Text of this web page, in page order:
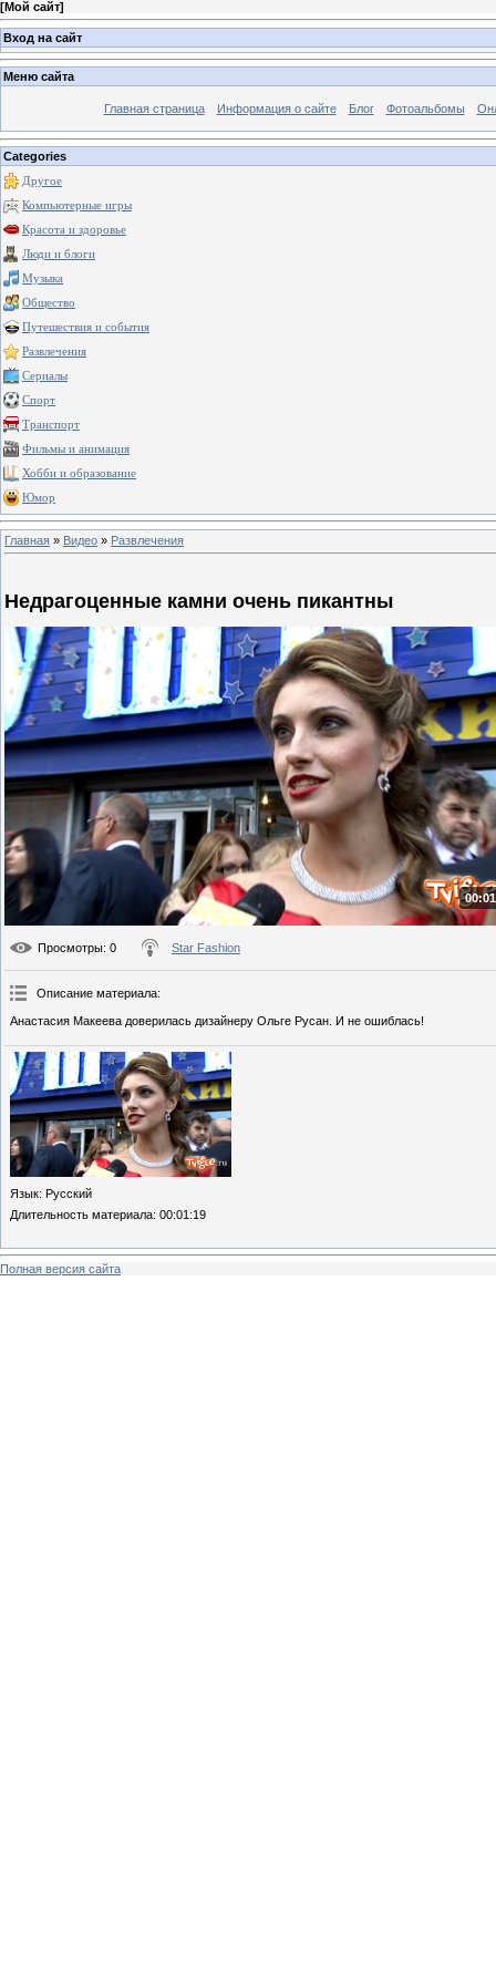
[Мой сайт]
Вход на сайт
Меню сайта
Главная страница Информация о сайте Блог Фотоальбомы
Categories
Другое
Компьютерные игры
Красота и здоровье
Люди и блоги
Музыка
Общество
Путешествия и события
Развлечения
Сериалы
Спорт
Транспорт
Фильмы и анимация
Хобби и образование
Юмор
Главная » Видео » Развлечения
Недрагоценные камни очень пикантны
Просмотры: 0 Star Fashion
Описание материала:
Анастасия Макеева доверилась дизайнеру Ольге Русан. И не ошиблась!
Язык: Русский
Длительность материала: 00:01:19
Полная версия сайта